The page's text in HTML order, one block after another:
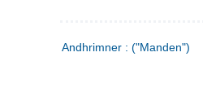
Andhrimner : ("Manden")